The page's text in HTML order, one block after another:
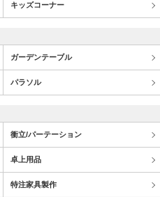
キッズコーナー
ガーデンテーブル
パラソル
衝立/パーテーション
卓上用品
特注家具製作